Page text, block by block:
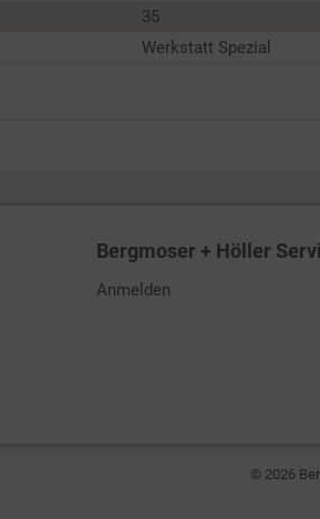
35
Werkstatt Spezial
Bergmoser + Höller
Anmelden
© 2026